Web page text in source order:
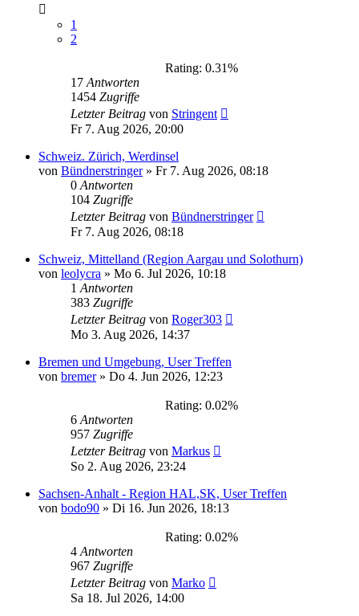
1
2
Rating: 0.31%
17 Antworten
1454 Zugriffe
Letzter Beitrag von Stringent
Fr 7. Aug 2026, 20:00
Schweiz. Zürich, Werdinsel
von Bündnerstringer» Fr 7. Aug 2026, 08:18
0 Antworten
104 Zugriffe
Letzter Beitrag von Bündnerstringer
Fr 7. Aug 2026, 08:18
Schweiz, Mittelland (Region Aargau und Solothurn)
von leolycra » Mo 6. Jul 2026, 10:18
1 Antworten
383 Zugriffe
Letzter Beitrag von Roger303
Mo 3. Aug 2026, 14:37
Bremen und Umgebung, User Treffen
von bremer» Do 4. Jun 2026, 12:23
Rating: 0.02%
6 Antworten
957 Zugriffe
Letzter Beitrag von Markus
So 2. Aug 2026, 23:24
Sachsen-Anhalt - Region HAL,SK, User Treffen
von bodo90 » Di 16. Jun 2026, 18:13
Rating: 0.02%
4 Antworten
967 Zugriffe
Letzter Beitrag von Marko
Sa 18. Jul 2026, 14:00